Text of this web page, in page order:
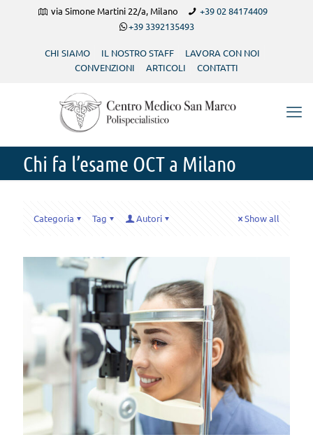
via Simone Martini 22/a, Milano
+39 02 84174409
+39 3392135493
CHI SIAMO IL NOSTRO STAFF
LAVORA CON NOI
CONVENZIONI
ARTICOLI CONTATTI
Chi fa l’esame OCT a Milano
Categoria Tag Autori Show all